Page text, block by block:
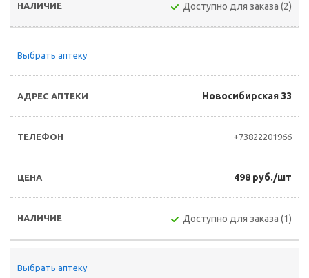
Доступно для заказа (2)
Выбрать аптеку
Новосибирская 33
+73822201966
498 руб./шт
Доступно для заказа (1)
Выбрать аптеку